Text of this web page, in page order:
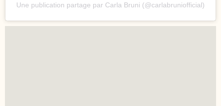
Une publication partage par Carla Bruni (@carlabruniofficial)